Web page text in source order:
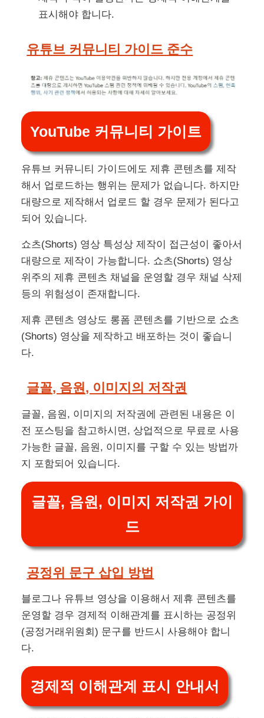
표시해야 합니다.
유튜브 커뮤니티 가이드 준수
YouTube 커뮤니티 가이트
유튜브 커뮤니티 가이드에도 제휴 콘텐츠를 제작
해서 업로드하는 행위는 문제가 없습니다. 하지만
대량으로 제작해서 업로드 할 경우 문제가 된다고
되어 있습니다.
쇼츠(Shorts) 영상 특성상 제작이 접근성이 좋아서
대량으로 제작이 가능합니다. 쇼츠(Shorts) 영상
위주의 제휴 콘텐츠 채널을 운영할 경우 채널 삭제
등의 위험성이 존재합니다.
제휴 콘텐츠 영상도 롱폼 콘텐츠를 기반으로 쇼츠
(Shorts) 영상을 제작하고 배포하는 것이 좋습니
다.
글꼴, 음원, 이미지의 저작권
글꼴, 음원, 이미지의 저작권에 관련된 내용은 이
전 포스팅을 참고하시면, 상업적으로 무료로 사용
가능한 글꼴, 음원, 이미지를 구할 수 있는 방법까
지 포함되어 있습니다.
글꼴, 음원, 이미지 저작권 가이
드
공정위 문구 삽입 방법
블로그나 유튜브 영상을 이용해서 제휴 콘텐츠를
운영할 경우 경제적 이해관계를 표시하는 공정위
(공정거래위원회) 문구를 반드시 사용해야 합니
다.
경제적 이해관계 표시 안내서